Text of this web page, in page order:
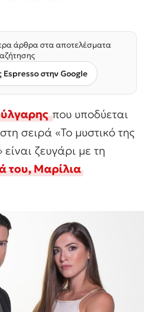
άρθρα στα αποτελέσματα
Espresso στην Google
που υποδύεται
σειρά «Το μυστικό της
ζευγάρι με τη
του, Μαρίλια